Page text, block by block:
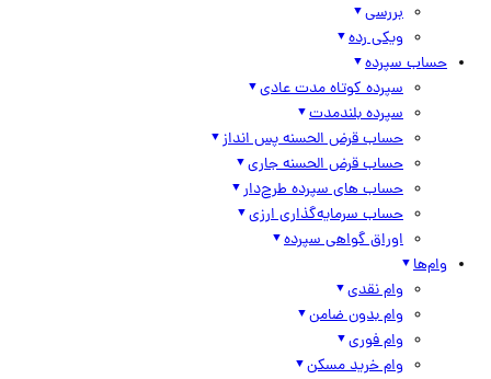
بررسی
ویکی رده
حساب سپرده
سپرده کوتاه مدت عادی
سپرده بلندمدت
حساب قرض الحسنه پس انداز
حساب قرض الحسنه جاری
حساب های سپرده طرح‌دار
حساب سرمایه‌گذاری ارزی
اوراق گواهی سپرده
وام‌ها
وام نقدی
وام بدون ضامن
وام فوری
وام خرید مسکن